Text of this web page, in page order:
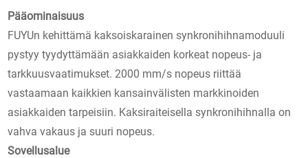
Pääominaisuus
FUYUn kehittämä kaksoiskarainen synkronihihnamoduuli
pystyy tyydyttämään asiakkaiden korkeat nopeus- ja
tarkkuusvaatimukset. 2000 mm/s nopeus riittää
vastaamaan kaikkien kansainvälisten markkinoiden
asiakkaiden tarpeisiin. Kaksiraiteisella synkronihihnalla on
vahva vakaus ja suuri nopeus.
Sovellusalue